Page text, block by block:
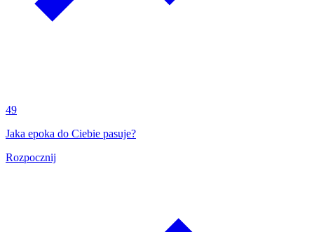
49
Jaka epoka do Ciebie pasuje?
Rozpocznij